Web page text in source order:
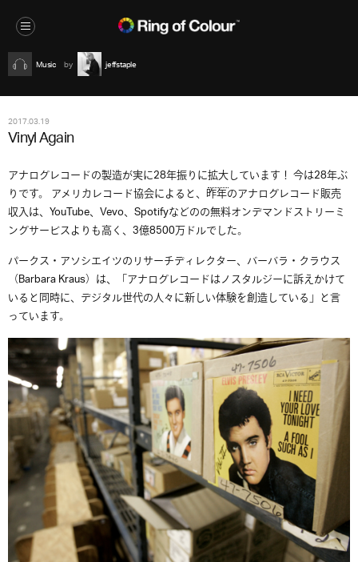
Music jeffstaple
2017.03.19
Vinyl Again
アナログレコードの製造が実に28年振りに拡大しています！ 今は28年ぶ
りです。 アメリカレコード協会によると、昨年のアナログレコード販売
収入は、YouTube、Vevo、Spotifyなどのの無料オンデマンドストリーミ
ングサービスよりも高く、3億8500万ドルでした。
パークス・アソシエイツのリサーチディレクター、バーバラ・クラウス
（Barbara Kraus）は、「アナログレコードはノスタルジーに訴えかけて
いると同時に、デジタル世代の人々に新しい体験を創造している」と言
っています。